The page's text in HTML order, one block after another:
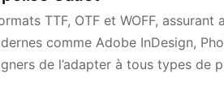
TTF, OTF et WOFF, assurant
comme Adobe InDesign,
de l’adapter à tous types de